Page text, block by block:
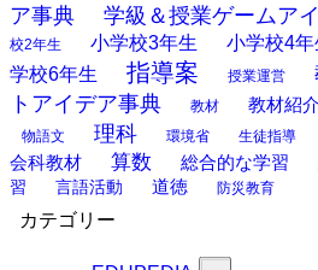
ア事典
学級＆授業ゲームア
校2年生
小学校3年生 小学校4年
学校6年生
指導案 授業運営
トアイデア事典
教材 教材紹介
物語文 理科 環境省 生徒指導
会科教材
算数 総合的な学習
習
言語活動 道徳 防災教育
カテゴリー